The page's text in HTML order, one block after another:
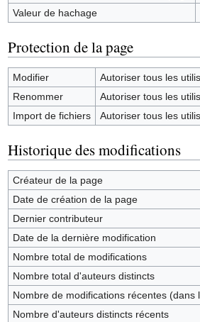
Valeur de hachage
Protection de la page
Modifier
Autoriser tous les
Renommer
Autoriser tous les
Import de fichiers
Autoriser tous les
Historique des modifications
Créateur de la page
Date de création de la page
Dernier contributeur
Date de la dernière modification
Nombre total de modifications
Nombre total d'auteurs distincts
Nombre de modifications récentes (dans
Nombre d'auteurs distincts récents